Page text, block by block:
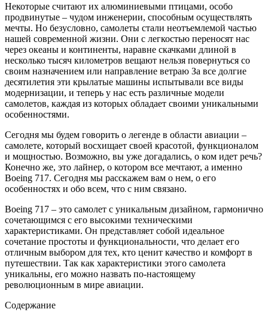
Некоторые считают их алюминиевыми птицами, особо
продвинутые – чудом инженерии, способным осуществлять
мечты. Но безусловно, самолеты стали неотъемлемой частью
нашей современной жизни. Они с легкостью переносят нас
через океаны и континенты, наравне скачками длиной в
несколько тысяч километров вещают нельзя повернуться со
своим назначением или направление ветраю За все долгие
десятилетия эти крылатые машины испытывали все виды
модернизации, и теперь у нас есть различные модели
самолетов, каждая из которых обладает своими уникальными
особенностями.
Сегодня мы будем говорить о легенде в области авиации –
самолете, который восхищает своей красотой, функционалом
и мощностью. Возможно, вы уже догадались, о ком идет речь?
Конечно же, это лайнер, о котором все мечтают, а именно
Boeing 717. Сегодня мы расскажем вам о нем, о его
особенностях и обо всем, что с ним связано.
Boeing 717 – это самолет с уникальным дизайном, гармонично
сочетающимся с его высокими техническими
характеристиками. Он представляет собой идеальное
сочетание простоты и функциональности, что делает его
отличным выбором для тех, кто ценит качество и комфорт в
путешествии. Так как характеристики этого самолета
уникальны, его можно назвать по-настоящему
революционным в мире авиации.
Содержание